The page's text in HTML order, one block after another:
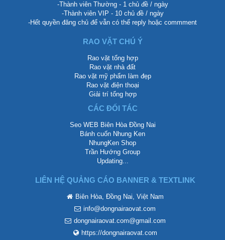
-Thành viên Thường - 1 chủ đề / ngày
-Thành viên VIP - 10 chủ đề / ngày
-Hết quyền đăng chủ để vẫn có thể reply hoặc commment
RAO VẶT CHÚ Ý
Rao vặt tổng hợp
Rao vặt nhà đất
Rao vặt mỹ phẩm làm đẹp
Rao vặt điện thoại
Giải trí tổng hợp
CÁC ĐỐI TÁC
Seo WEB Biên Hòa Đồng Nai
Bánh cuốn Nhung Ken
NhungKen Shop
Trần Hướng Group
Updating...
LIÊN HỆ QUẢNG CÁO BANNER & TEXTLINK
Biên Hòa, Đồng Nai, Việt Nam
info@dongnairaovat.com
dongnairaovat.com@gmail.com
https://dongnairaovat.com